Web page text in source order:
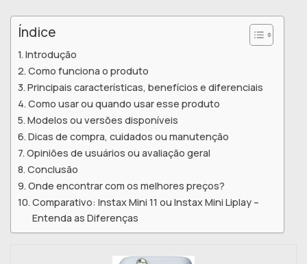
Índice
Introdução
Como funciona o produto
Principais características, benefícios e diferenciais
Como usar ou quando usar esse produto
Modelos ou versões disponíveis
Dicas de compra, cuidados ou manutenção
Opiniões de usuários ou avaliação geral
Conclusão
Onde encontrar com os melhores preços?
Comparativo: Instax Mini 11 ou Instax Mini Liplay –
Entenda as Diferenças